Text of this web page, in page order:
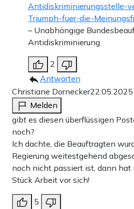
Antidiskriminierungsstelle-
Triumph-fuer-die-
– Unabhängige
Antidiskriminierung
2
Antworten
Christiane Dornecker
Melden
gibt es diesen überflüssigen
noch?
Ich dachte, die Beauftragten
Regierung weitestgehend
noch nicht passiert ist, dann hat
Stück Arbeit vor sich!
5